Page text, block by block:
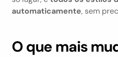
automaticamente, sem
O que mais